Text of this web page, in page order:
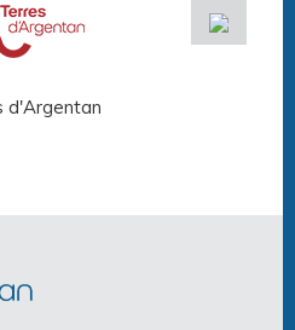
d'Argentan